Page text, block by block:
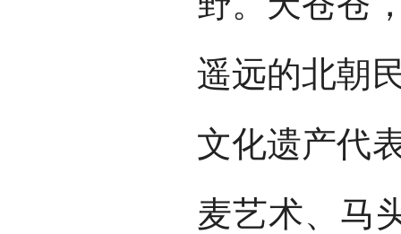
遥远的北朝
文化遗产代
麦艺术、马